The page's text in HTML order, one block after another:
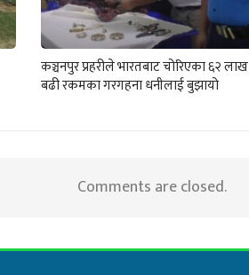
कञ्चनपुर प्रहरीले भारतबाट चोरिएका ६२ लाख
बढी रकमका गरगहना धनीलाई बुझायो
Comments are closed.